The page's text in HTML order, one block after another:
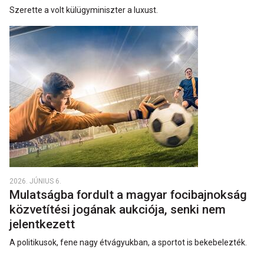
Szerette a volt külügyminiszter a luxust.
2026. JÚNIUS 6.
Mulatságba fordult a magyar focibajnokság
közvetítési jogának aukciója, senki nem
jelentkezett
A politikusok, fene nagy étvágyukban, a sportot is bekebelezték.